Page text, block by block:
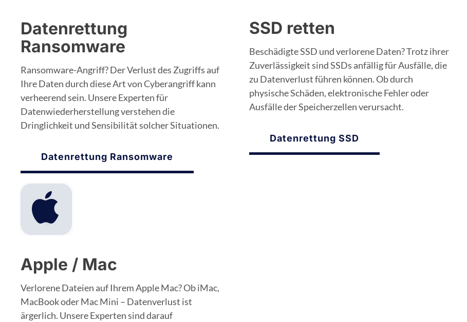
Datenrettung
Ransomware
Ransomware-Angriff? Der Verlust des Zugriffs auf
Ihre Daten durch diese Art von Cyberangriff kann
verheerend sein. Unsere Experten für
Datenwiederherstellung verstehen die
Dringlichkeit und Sensibilität solcher Situationen.
Datenrettung Ransomware
SSD retten
Beschädigte SSD und verlorene Daten? Trotz ihrer
Zuverlässigkeit sind SSDs anfällig für Ausfälle, die
zu Datenverlust führen können. Ob durch
physische Schäden, elektronische Fehler oder
Ausfälle der Speicherzellen verursacht.
Datenrettung SSD
Apple / Mac
Verlorene Dateien auf Ihrem Apple Mac? Ob iMac,
MacBook oder Mac Mini – Datenverlust ist
ärgerlich. Unsere Experten sind darauf